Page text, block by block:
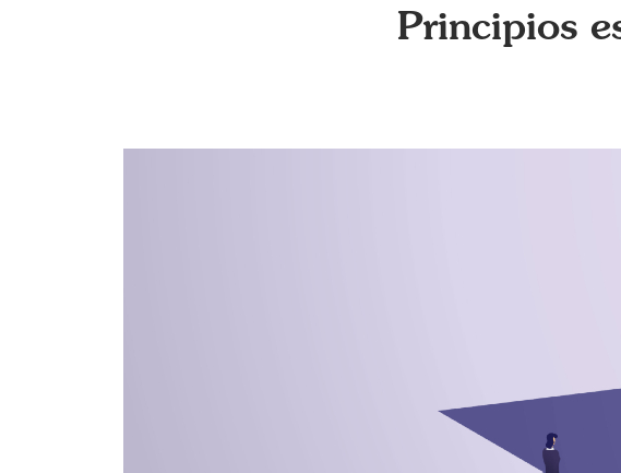
Principios